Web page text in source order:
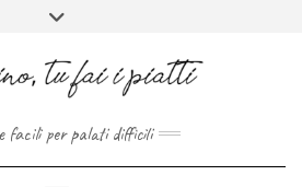
FACEBOOK
PINTEREST
INSTAGRAM
facili per palati difficili